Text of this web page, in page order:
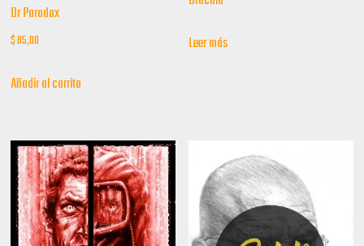
Dr Paradox
$85,00
Añadir al carrito
Leer más